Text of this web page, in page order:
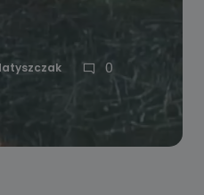
0